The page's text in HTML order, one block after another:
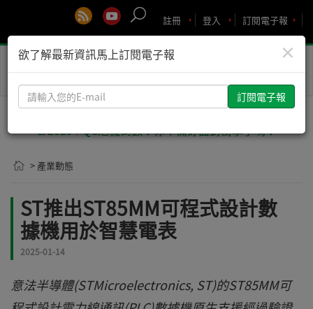
訂閱電子報
登入
註冊
Toggle
🚨2029 PQC危機倒數！你準備好面對衝擊了嗎？
> 產業動態
ST推出ST85MM可程式設計數
據機用於智慧電表
2025-01-14
意法半導體(STMicroelectronics, ST)的ST85MM可
×
欲了解最新資訊馬上訂閱電子報
請
輸
您
的
E-